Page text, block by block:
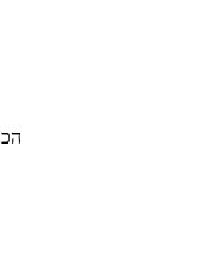
הכנתי עם 1 / 4עבה זכוכית